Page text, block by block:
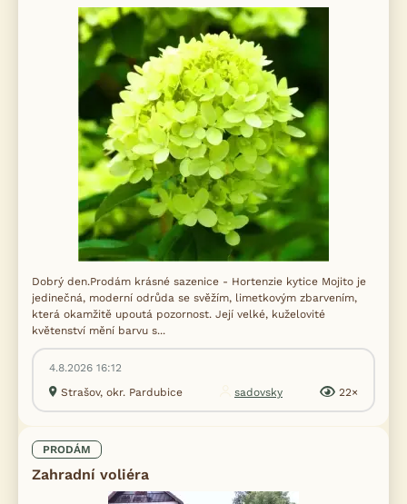
Dobrý den.Prodám krásné sazenice - Hortenzie kytice Mojito je
jedinečná, moderní odrůda se svěžím, limetkovým zbarvením,
která okamžitě upoutá pozornost. Její velké, kuželovité
květenství mění barvu s...
4.8.2026 16:12
Strašov, okr. Pardubice
sadovsky 22×
PRODÁM
Zahradní voliéra